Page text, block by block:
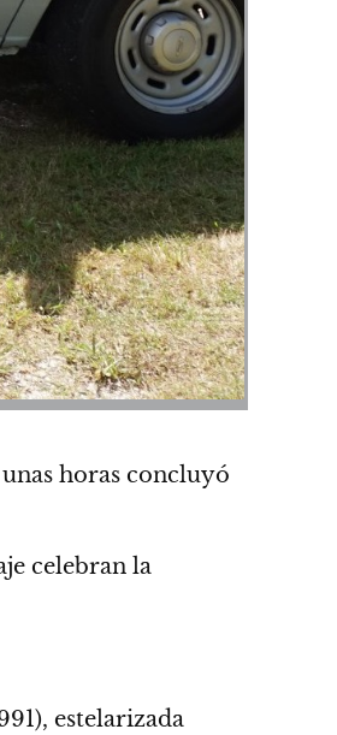
horas concluyó
celebran la
estelarizada